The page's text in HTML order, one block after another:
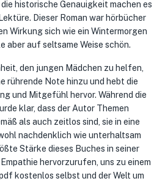
historische Genauigkeit machen es
Dieser Roman war hörbücher
Wirkung sich wie ein Wintermorgen
aber auf seltsame Weise schön.
den jungen Mädchen zu helfen,
rührende Note hinzu und hebt die
und Mitgefühl hervor. Während die
klar, dass der Autor Themen
als auch zeitlos sind, sie in eine
nachdenklich wie unterhaltsam
Stärke dieses Buches in seiner
hervorzurufen, uns zu einem
kostenlos selbst und der Welt um